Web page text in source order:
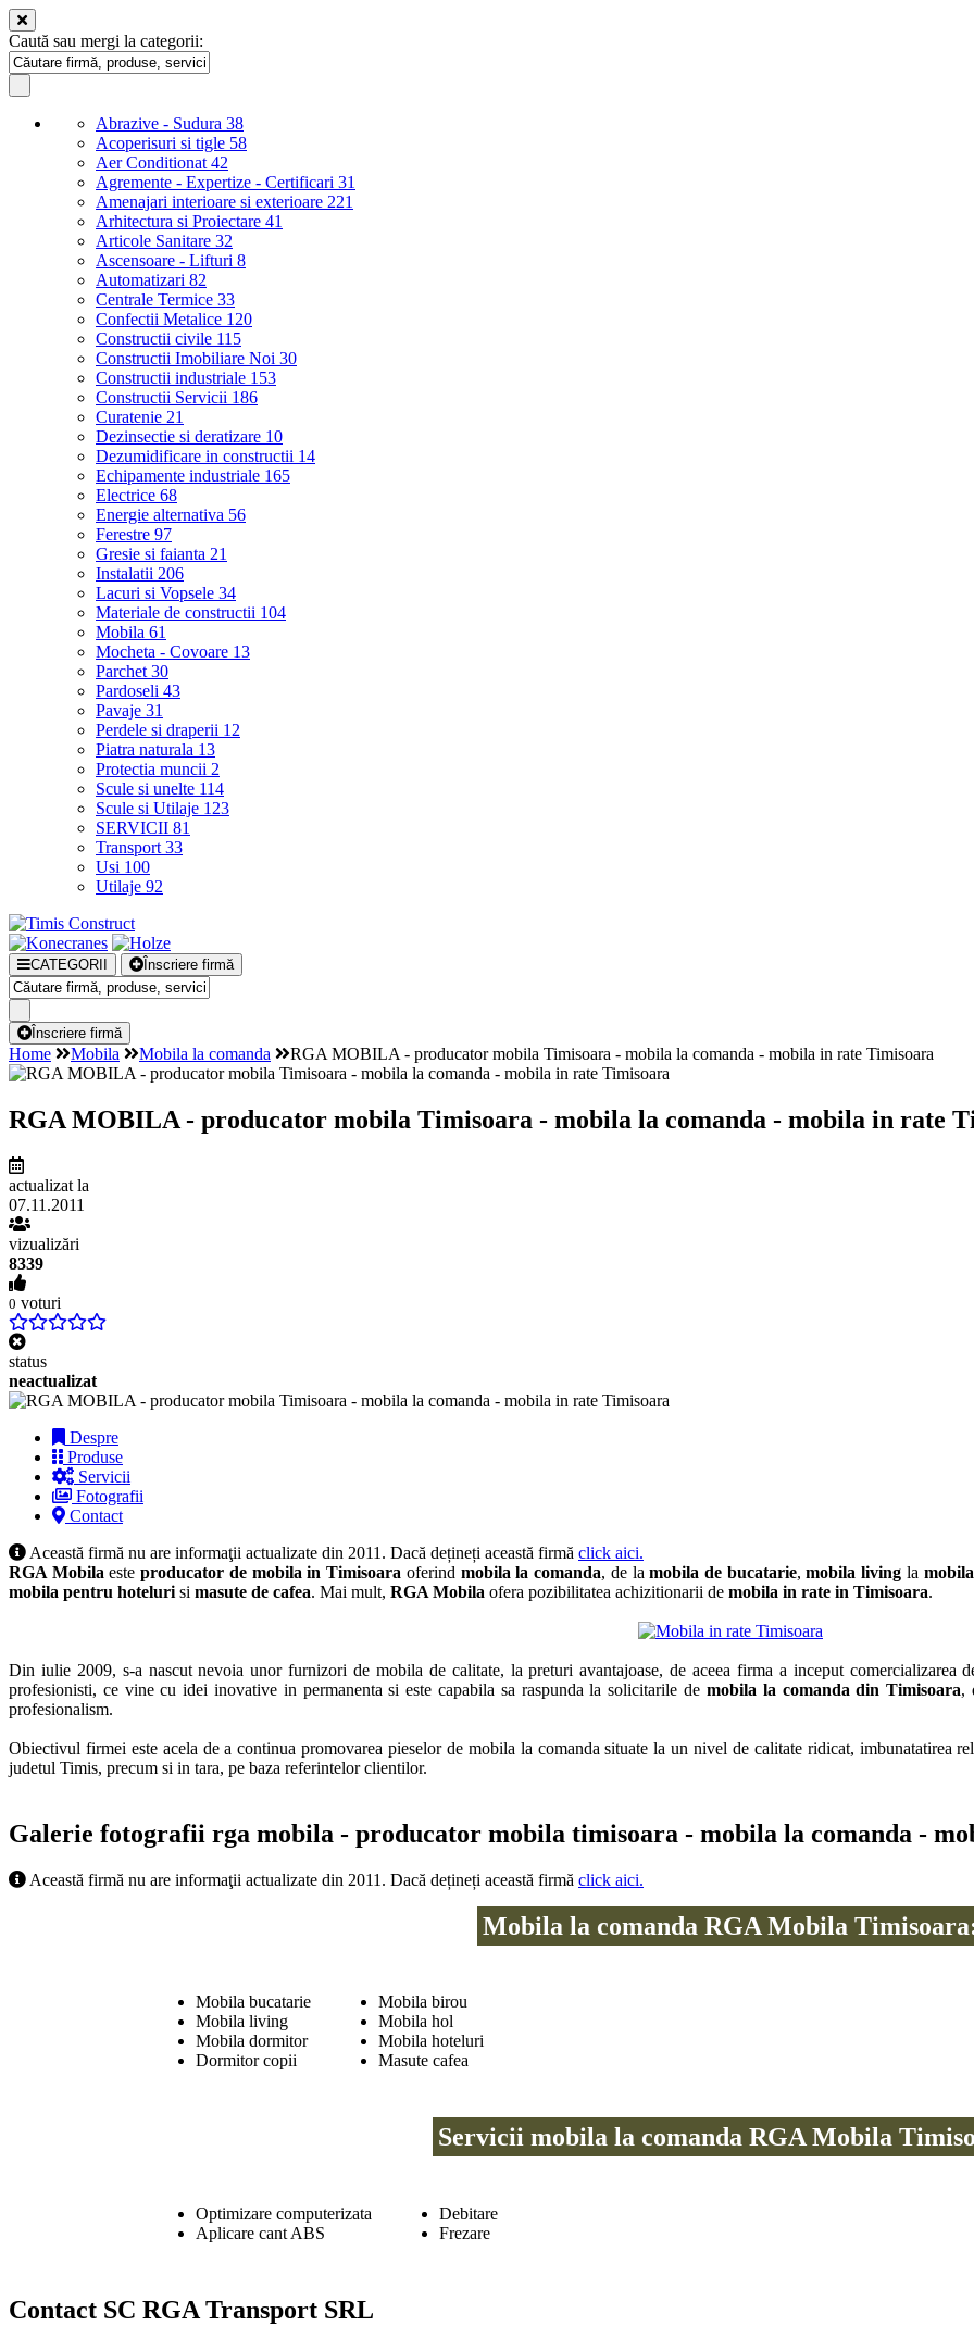
Caută sau mergi la categorii:
Abrazive - Sudura 38
Acoperisuri si tigle 58
Aer Conditionat 42
Agremente - Expertize - Certificari 31
Amenajari interioare si exterioare 221
Arhitectura si Proiectare 41
Articole Sanitare 32
Ascensoare - Lifturi 8
Automatizari 82
Centrale Termice 33
Confectii Metalice 120
Constructii civile 115
Constructii Imobiliare Noi 30
Constructii industriale 153
Constructii Servicii 186
Curatenie 21
Dezinsectie si deratizare 10
Dezumidificare in constructii 14
Echipamente industriale 165
Electrice 68
Energie alternativa 56
Ferestre 97
Gresie si faianta 21
Instalatii 206
Lacuri si Vopsele 34
Materiale de constructii 104
Mobila 61
Mocheta - Covoare 13
Parchet 30
Pardoseli 43
Pavaje 31
Perdele si draperii 12
Piatra naturala 13
Protectia muncii 2
Scule si unelte 114
Scule si Utilaje 123
SERVICII 81
Transport 33
Usi 100
Utilaje 92
CATEGORII Înscriere firmă
Înscriere firmă
Home Mobila Mobila la comanda RGA MOBILA - producator mobila Timisoara - mobila la comanda - mobila in rate Timisoara
RGA MOBILA - producator mobila Timisoara - mobila la comanda - mobila in rate
actualizat la
07.11.2011
vizualizări
8339
0 voturi
status
neactualizat
Despre
Produse
Servicii
Fotografii
Contact
Această firmă nu are informaţii actualizate din 2011. Dacă dețineți această firmă click aici.
RGA Mobila esteproducator de mobila in Timisoara oferind mobila la comanda, de lamobila de bucatarie,mobila living la
mobila pentru hoteluri si masute de cafea. Mai mult, RGA Mobila ofera pozibilitatea achizitionarii de mobila in rate in Timisoara.
Din iulie 2009, s-a nascut nevoia unor furnizori de mobila de calitate, la preturi avantajoase, de aceea firma a inceput comercializarea
profesionisti, ce vine cu idei inovative in permanenta si este capabila sa raspunda la solicitarile de mobila la comanda din Timisoara,
profesionalism.
Obiectivul firmei este acela de a continua promovarea pieselor de mobila la comanda situate la un nivel de calitate ridicat,
judetul Timis, precum si in tara, pe baza referintelor clientilor.
Galerie fotografii rga mobila - producator mobila timisoara - mobila la comanda -
Această firmă nu are informaţii actualizate din 2011. Dacă dețineți această firmă click aici.
Mobila la comanda RGA Mobila
Mobila bucatarie
Mobila living
Mobila dormitor
Dormitor copii
Mobila birou
Mobila hol
Mobila hoteluri
Masute cafea
Servicii mobila la comanda RGA Mobila
Optimizare computerizata
Aplicare cant ABS
Debitare
Frezare
Contact SC RGA Transport SRL